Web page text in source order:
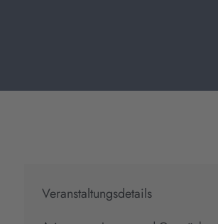
Veranstaltungsdetails